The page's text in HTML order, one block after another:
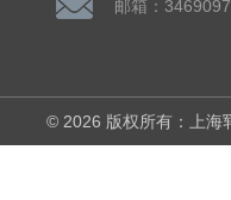
邮箱：
© 2026 版权所有：上